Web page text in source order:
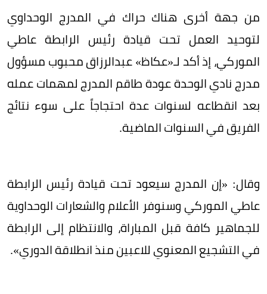
من جهة أخرى هناك حراك في المدرج الوحداوي
لتوحيد العمل تحت قيادة رئيس الرابطة عاطي
الموركي، إذ أكد لـ«عكاظ» عبدالرزاق محبوب مسؤول
مدرج نادي الوحدة عودة طاقم المدرج لمهمات عمله
بعد انقطاعه لسنوات عدة احتجاجاً على سوء نتائج
الفريق في السنوات الماضية.
وقال: «إن المدرج سيعود تحت قيادة رئيس الرابطة
عاطي الموركي وسنوفر الأعلام والشعارات الوحداوية
للجماهير كافة قبل المباراة، والانتظام إلى الرابطة
في التشجيع المعنوي للاعبين منذ انطلاقة الدوري».